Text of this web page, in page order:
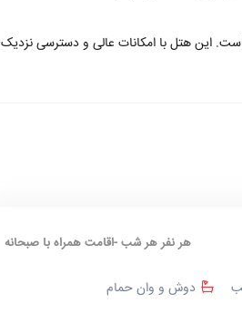
این هتل با امکانات عالی و دسترسی نزدیک
هر نفر هر شب -اقامت همراه با صبحانه
دوش و وان حمام